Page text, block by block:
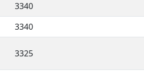
3340
3340
3325